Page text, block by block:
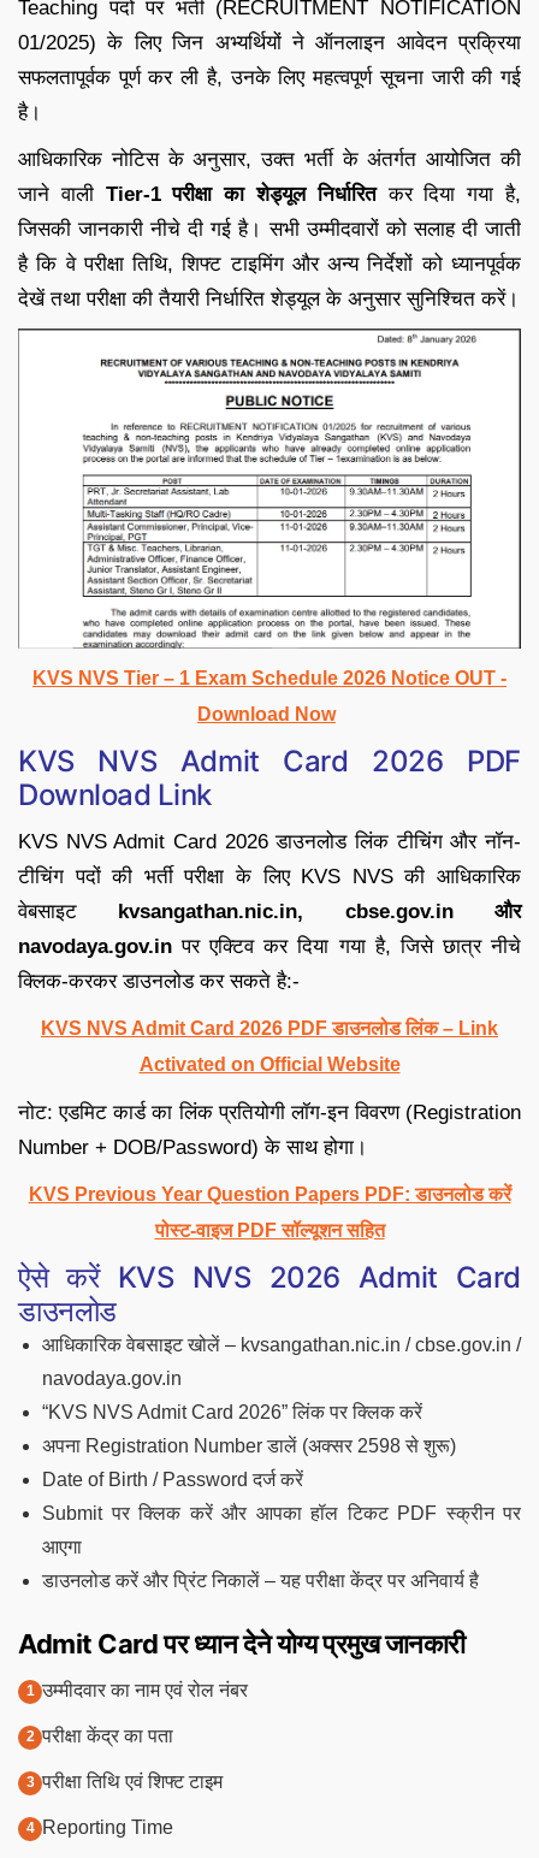
Teaching पदों पर भर्ती (RECRUITMENT NOTIFICATION
01/2025) के लिए जिन अभ्यर्थियों ने ऑनलाइन आवेदन प्रक्रिया
सफलतापूर्वक पूर्ण कर ली है, उनके लिए महत्वपूर्ण सूचना जारी की गई
है।
आधिकारिक नोटिस के अनुसार, उक्त भर्ती के अंतर्गत आयोजित की
जाने वाली Tier-1 परीक्षा का शेड्यूल निर्धारितकर दिया गया है,
जिसकी जानकारी नीचे दी गई है। सभी उम्मीदवारों को सलाह दी जाती
है कि वे परीक्षा तिथि, शिफ्ट टाइमिंग और अन्य निर्देशों को ध्यानपूर्वक
देखें तथा परीक्षा की तैयारी निर्धारित शेड्यूल के अनुसार सुनिश्चित करें।
KVS NVS Tier – 1 Exam Schedule 2026 Notice OUT -
Download Now
KVS NVS Admit Card 2026 PDF
Download Link
KVS NVS Admit Card 2026 डाउनलोड लिंक टीचिंग और नॉन-
टीचिंग पदों की भर्ती परीक्षा के लिए KVS NVS की आधिकारिक
वेबसाइट kvsangathan.nic.in, cbse.gov.in और
navodaya.gov.in पर एक्टिव कर दिया गया है, जिसे छात्र नीचे
क्लिक-करकर डाउनलोड कर सकते है:-
KVS NVS Admit Card 2026 PDF डाउनलोड लिंक – Link
Activated on Official Website
नोट: एडमिट कार्ड का लिंक प्रतियोगी लॉग-इन विवरण (Registration
Number + DOB/Password) के साथ होगा।
KVS Previous Year Question Papers PDF: डाउनलोड करें
पोस्ट-वाइज PDF सॉल्यूशन सहित
ऐसे करें KVS NVS 2026 Admit Card
डाउनलोड
आधिकारिक वेबसाइट खोलें – kvsangathan.nic.in / cbse.gov.in /
navodaya.gov.in
“KVS NVS Admit Card 2026” लिंक पर क्लिक करें
अपना Registration Number डालें (अक्सर 2598 से शुरू)
Date of Birth / Password दर्ज करें
Submit पर क्लिक करें और आपका हॉल टिकट PDF स्क्रीन पर
आएगा
डाउनलोड करें और प्रिंट निकालें – यह परीक्षा केंद्र पर अनिवार्य है
Admit Card पर ध्यान देने योग्य प्रमुख जानकारी
उम्मीदवार का नाम एवं रोल नंबर
परीक्षा केंद्र का पता
परीक्षा तिथि एवं शिफ्ट टाइम
Reporting Time